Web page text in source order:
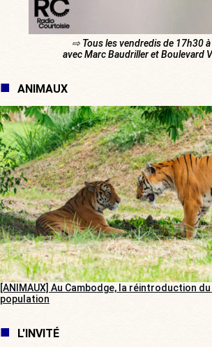
⇨ Tous les vendredis de 17h30
avec Marc Baudriller et Boulevard
ANIMAUX
[ANIMAUX] Au Cambodge, la réintroduction du
population
L'INVITÉ